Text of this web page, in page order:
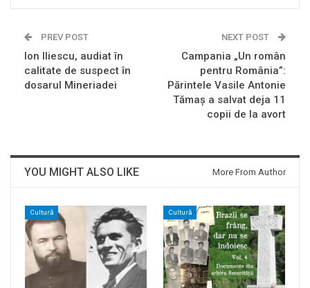
PREV POST
Ion Iliescu, audiat în
calitate de suspect în
dosarul Mineriadei
NEXT POST
Campania „Un român
pentru România”:
Părintele Vasile Antonie
Tămaș a salvat deja 11
copii de la avort
YOU MIGHT ALSO LIKE More From Author
Cultură Cultură